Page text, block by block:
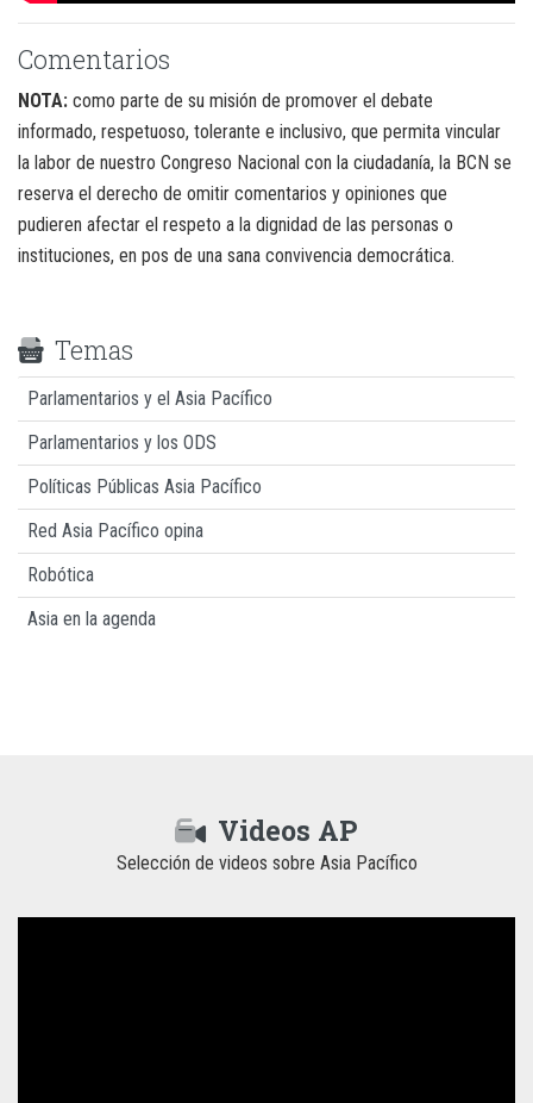
Comentarios
NOTA: como parte de su misión de promover el debate
informado, respetuoso, tolerante e inclusivo, que permita vincular
la labor de nuestro Congreso Nacional con la ciudadanía, la BCN se
reserva el derecho de omitir comentarios y opiniones que
pudieren afectar el respeto a la dignidad de las personas o
instituciones, en pos de una sana convivencia democrática.
Temas
Parlamentarios y el Asia Pacífico
Parlamentarios y los ODS
Políticas Públicas Asia Pacífico
Red Asia Pacífico opina
Robótica
Asia en la agenda
Videos AP
Selección de videos sobre Asia Pacífico